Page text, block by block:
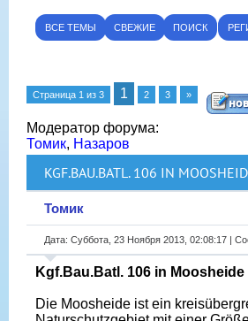
ВСЕ ТЕМЫ СВЕЖИЕ ПОИСК
Страница 1 из 3 1 2 3 »
Модератор форума:
Томик, Назаров
KGF.BAU.BATL. 106 IN
Томик
Дата: Суббота, 23 Ноября 2013, 02:08:17 |
Kgf.Bau.Batl. 106 in
Die Moosheide ist ein